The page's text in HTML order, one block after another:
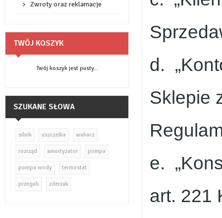
Zwroty oraz reklamacje
TWÓJ KOSZYK
Twój koszyk jest pusty...
SZUKANE SŁOWA
silnik uszczelka wahacz
rozrząd amortyzator pompa
pompa wody termostat
przegub zderzak
d.
Sklepie
e.
art. 221